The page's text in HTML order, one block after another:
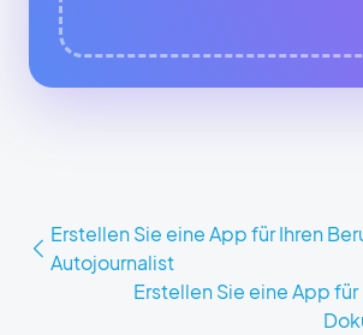
Erstellen Sie eine App für Ihren
Autojournalist
Erstellen Sie eine App für